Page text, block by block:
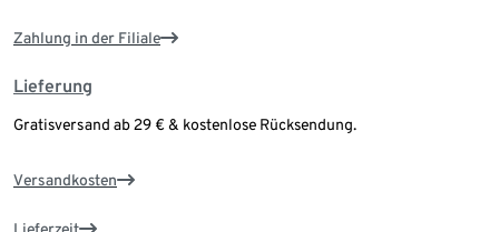
Zahlung in der Filiale
Lieferung
Gratisversand ab 29 € & kostenlose Rücksendung.
Versandkosten